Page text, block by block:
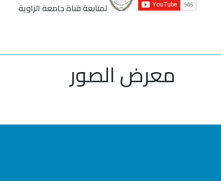
لمتابعة قناة جامعة الزاوية
معرض الصور